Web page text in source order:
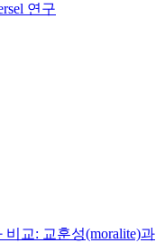
연구
교: 교훈성(moralite)과